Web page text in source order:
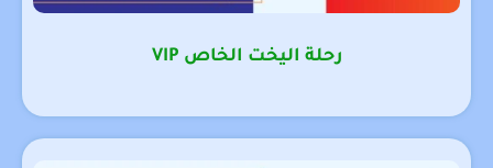
رحلة اليخت الخاص VIP